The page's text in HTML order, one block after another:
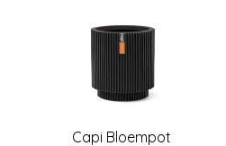
Capi Bloempot